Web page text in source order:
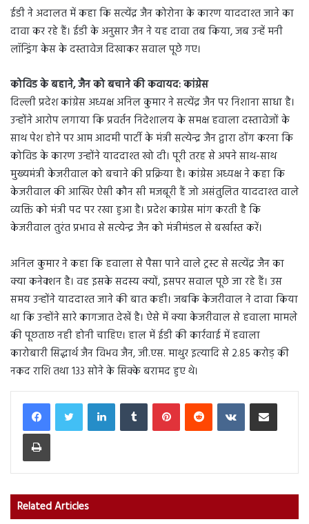
ईडी ने अदालत में कहा कि सत्येंद्र जैन कोरोना के कारण याददाश्त जाने का
दावा कर रहे हैं। ईडी के अनुसार जैन ने यह दावा तब किया, जब उन्हें मनी
लॉन्ड्रिंग केस के दस्तावेज दिखाकर सवाल पूछे गए।
कोविड के बहाने,जैन को बचाने की कवायद: कांग्रेस
दिल्ली प्रदेश कांग्रेस अध्यक्ष अनिल कुमार ने सत्येंद्र जैन पर निशाना साधा है।
उन्होंने आरोप लगाया कि प्रवर्तन निदेशालय के समक्ष हवाला दस्तावेजों के
साथ पेश होने पर आम आदमी पार्टी के मंत्री सत्येन्द्र जैन द्वारा ढोंग करना कि
कोविड के कारण उन्होंने याददाश्त खो दी। पूरी तरह से अपने साथ-साथ
मुख्यमंत्री केजरीवाल को बचाने की प्रक्रिया है। कांग्रेस अध्यक्ष ने कहा कि
केजरीवाल की आखिर ऐसी कौन सी मजबूरी हैं जो असंतुलित याददाश्त वाले
व्यक्ति को मंत्री पद पर रखा हुआ है। प्रदेश काग्रेस मांग करती है कि
केजरीवाल तुरंत प्रभाव से सत्येन्द्र जैन को मंत्रीमंडल से बर्खास्त करें।
अनिल कुमार ने कहा कि हवाला से पैसा पाने वाले ट्रस्ट से सत्येंद्र जैन का
क्या कनेक्शन है। वह इसके सदस्य क्यों, इसपर सवाल पूछे जा रहे हैं। उस
समय उन्होंने याददाश्त जाने की बात कही। जबकि केजरीवाल ने दावा किया
था कि उन्होंने सारे कागजात देखें है। ऐसे में क्या केजरीवाल से हवाला मामले
की पूछताछ नही होनी चाहिए। हाल में ईडी की कार्रवाई में हवाला
कारोबारी सिद्धार्थ जैन विभव जैन, जी.एस. माथुर इत्यादि से 2.85 करोड़ की
नकद राशि तथा 133 सोने के सिक्के बरामद हुए थे।
LinkedInTumblr PinterestReddit VKontakteShare via Email
Print
Related Articles